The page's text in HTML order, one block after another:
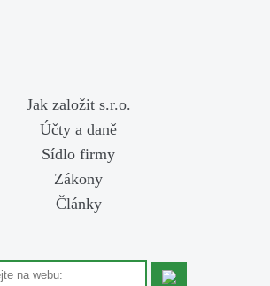
Jak založit s.r.o.
Účty a daně
Sídlo firmy
Zákony
Články